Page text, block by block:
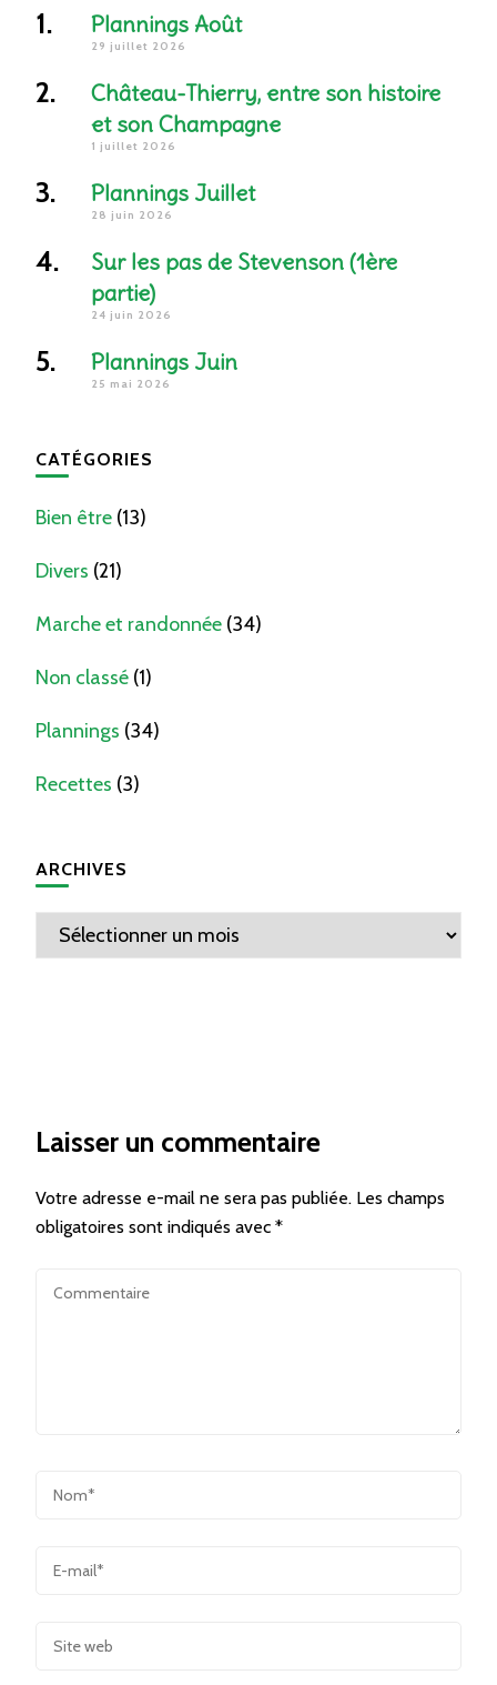
Plannings Août
29 juillet 2026
Château-Thierry, entre son histoire
et son Champagne
1 juillet 2026
Plannings Juillet
28 juin 2026
Sur les pas de Stevenson (1ère
partie)
24 juin 2026
Plannings Juin
25 mai 2026
CATÉGORIES
Bien être (13)
Divers (21)
Marche et randonnée (34)
Non classé (1)
Plannings (34)
Recettes (3)
ARCHIVES
Archives
Laisser un commentaire
Votre adresse e-mail ne sera pas publiée. Les champs
obligatoires sont indiqués avec *